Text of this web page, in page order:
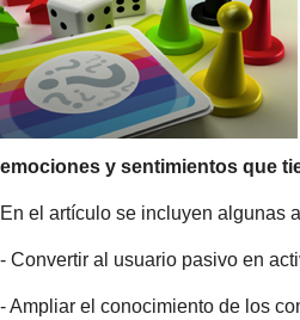
emociones y sentimientos que
En el artículo se incluyen algunas
- Convertir al usuario pasivo en
- Ampliar el conocimiento de los